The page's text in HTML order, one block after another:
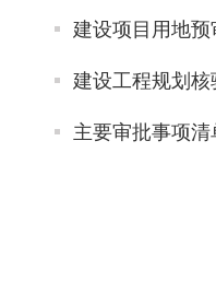
建设项目用地
建设工程规划
主要审批事项清